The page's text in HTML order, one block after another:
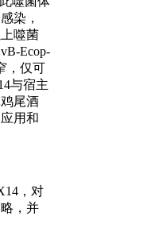
染，
噬菌
Ecop-
，仅可
与宿主
尾酒
用和
，对
，并